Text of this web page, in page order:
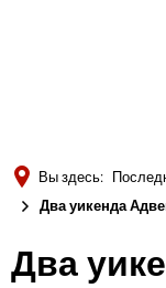
Вы здесь:
Два уикенда
Два